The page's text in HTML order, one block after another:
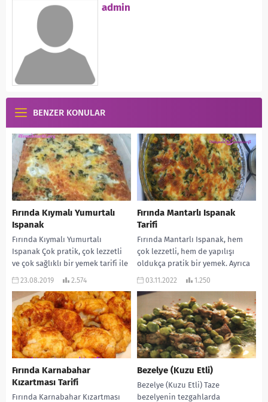
admin
BENZER KONULAR
Fırında Kıymalı Yumurtalı
Ispanak
Fırında Kıymalı Yumurtalı
Ispanak Çok pratik, çok lezzetli
ve çok sağlıklı bir yemek tarifi ile
devam edelim. Ispanak
23.08.2019 2.574
Fırında Mantarlı Ispanak
Tarifi
Fırında Mantarlı Ispanak, hem
çok lezzetli, hem de yapılışı
oldukça pratik bir yemek. Ayrıca
çok da hafif ve sağlıklı oluyor....
03.11.2022 1.250
Fırında Karnabahar
Kızartması Tarifi
Fırında Karnabahar Kızartması
Bezelye (Kuzu Etli)
Bezelye (Kuzu Etli) Taze
bezelyenin tezgahlarda